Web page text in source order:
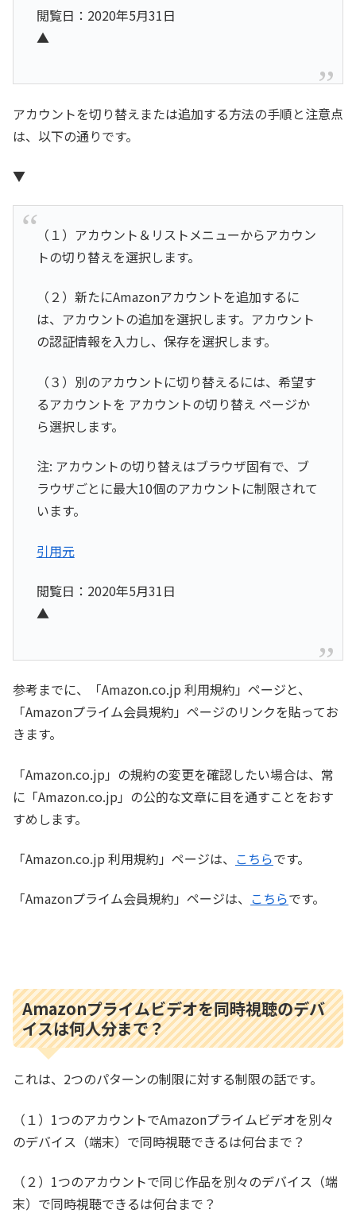
閲覧日：2020年5月31日
▲
アカウントを切り替えまたは追加する方法の手順と注意点
は、以下の通りです。
▼
（１）アカウント＆リストメニューからアカウン
トの切り替えを選択します。
（２）新たにAmazonアカウントを追加するに
は、アカウントの追加を選択します。アカウント
の認証情報を入力し、保存を選択します。
（３）別のアカウントに切り替えるには、希望す
るアカウントを アカウントの切り替え ページか
ら選択します。
注: アカウントの切り替えはブラウザ固有で、ブ
ラウザごとに最大10個のアカウントに制限されて
います。
引用元
閲覧日：2020年5月31日
▲
参考までに、「Amazon.co.jp 利用規約」ページと、
「Amazonプライム会員規約」ページのリンクを貼ってお
きます。
「Amazon.co.jp」の規約の変更を確認したい場合は、常
に「Amazon.co.jp」の公的な文章に目を通すことをおす
すめします。
「Amazon.co.jp 利用規約」ページは、 こちらです。
「Amazonプライム会員規約」ページは、 こちらです。
Amazonプライムビデオを同時視聴のデバ
イスは何人分まで？
これは、2つのパターンの制限に対する制限の話です。
（１）1つのアカウントでAmazonプライムビデオを別々
のデバイス（端末）で同時視聴できるは何台まで？
（２）1つのアカウントで同じ作品を別々のデバイス（端
末）で同時視聴できるは何台まで？